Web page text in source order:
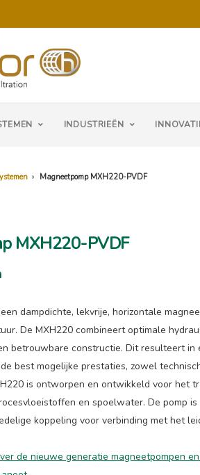
INDUSTRIEËN
› Magneetpomp MXH220-PVDF
MXH220-PVDF
dampdichte, lekvrije, horizontale
De MXH220 combineert optimale
betrouwbare constructie. Dit resulteert in
best mogelijke prestaties, zowel
is ontworpen en ontwikkeld voor het
en spoelwater. De pomp
koppeling voor verbinding met het
de nieuwe generatie magneetpompen